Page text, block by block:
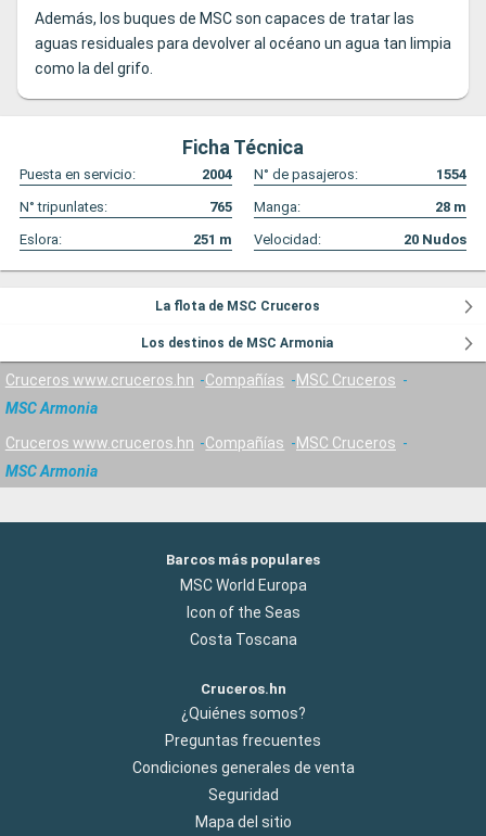
Además, los buques de MSC son capaces de tratar las
aguas residuales para devolver al océano un agua tan limpia
como la del grifo.
Ficha Técnica
Puesta en servicio: 2004 N° de pasajeros:
1554
N° tripunlates:
765 Manga: 28 m
Eslora:
251 m Velocidad: 20 Nudos
La flota de MSC Cruceros
Los destinos de MSC Armonia
Cruceros www.cruceros.hn Compañías
MSC Cruceros
MSC Armonia
Cruceros www.cruceros.hn Compañías
MSC Cruceros
MSC Armonia
Barcos más populares
MSC World Europa
Icon of the Seas
Costa Toscana
Cruceros.hn
¿Quiénes somos?
Preguntas frecuentes
Condiciones generales de venta
Seguridad
Mapa del sitio